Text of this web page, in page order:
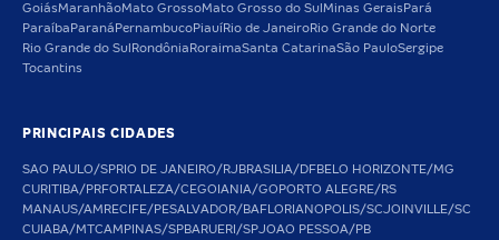
GoiásMaranhãoMato GrossoMato Grosso do Sul Minas Gerais Pará
Paraíba Paraná PernambucoPiauíRio de JaneiroRio Grande do Norte
Rio Grande do Sul Rondônia RoraimaSanta CatarinaSão PauloSergipe
Tocantins
PRINCIPAIS CIDADES
SAO PAULO/SPRIO DE JANEIRO/RJBRASILIA/DFBELO HORIZONTE/MG
CURITIBA/PRFORTALEZA/CEGOIANIA/GOPORTO ALEGRE/RS
MANAUS/AMRECIFE/PESALVADOR/BAFLORIANOPOLIS/SCJOINVILLE/SC
CUIABA/MTCAMPINAS/SPBARUERI/SPJOAO PESSOA/PB